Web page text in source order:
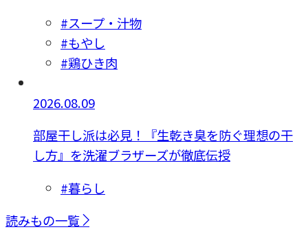
#スープ・汁物
#もやし
#鶏ひき肉
2026.08.09
部屋干し派は必見！『生乾き臭を防ぐ理想の干
し方』を洗濯ブラザーズが徹底伝授
#暮らし
読みもの一覧